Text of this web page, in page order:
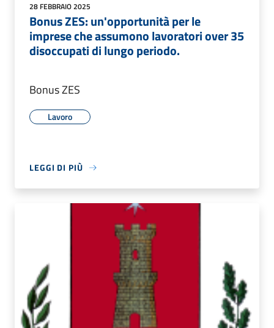
28 FEBBRAIO 2025
Bonus ZES: un'opportunità per le
imprese che assumono lavoratori over 35
disoccupati di lungo periodo.
Bonus ZES
Lavoro
LEGGI DI PIÙ